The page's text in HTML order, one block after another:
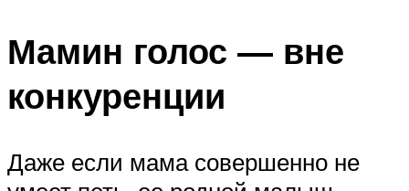
Мамин голос — вне
конкуренции
Даже если мама совершенно не